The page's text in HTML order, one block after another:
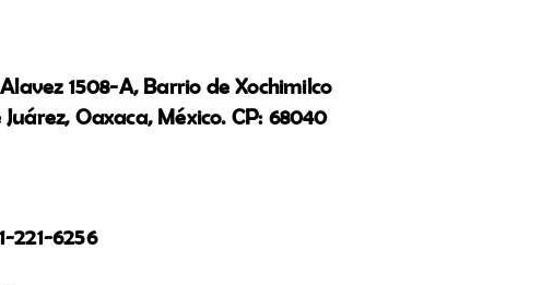
1508-A, Barrio de Xochimilco
Oaxaca, México. CP: 68040
6256